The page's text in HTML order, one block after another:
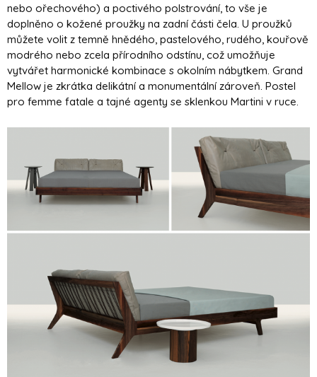
nebo ořechového) a poctivého polstrování, to vše je
doplněno o kožené proužky na zadní části čela. U proužků
můžete volit z temně hnědého, pastelového, rudého, kouřově
modrého nebo zcela přírodního odstínu, což umožňuje
vytvářet harmonické kombinace s okolním nábytkem. Grand
Mellow je zkrátka delikátní a monumentální zároveň. Postel
pro femme fatale a tajné agenty se sklenkou Martini v ruce.